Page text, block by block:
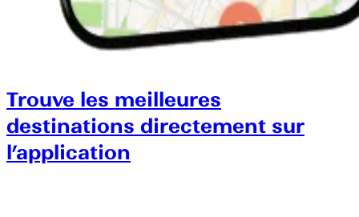
Trouve les meilleures
destinations directement sur
l’application